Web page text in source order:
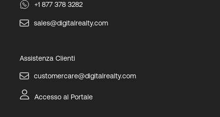
+1 877 378 3282
sales@digitalrealty.com
Assistenza Clienti
customercare@digitalrealty.com
Accesso al Portale